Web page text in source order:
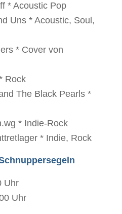
* Acoustic Pop
Uns * Acoustic, Soul,
* Cover von
Rock
The Black Pearls *
* Indie-Rock
* Indie, Rock
Uhr
Uhr